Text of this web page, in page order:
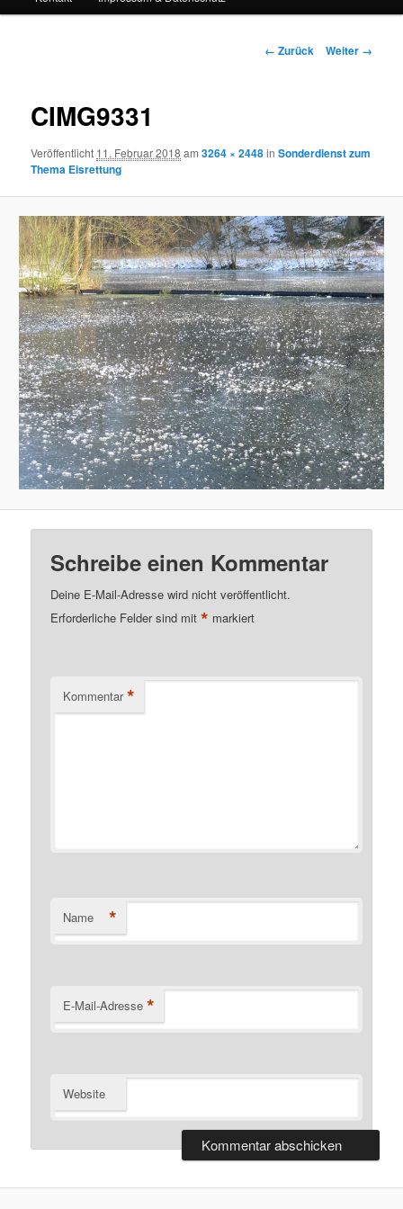
Bilder-
← Zurück Weiter →
CIMG9331
Veröffentlicht 11. Februar 2018 am3264 × 2448inSonderdienst zum
Thema Eisrettung
Schreibe einen Kommentar
Deine E-Mail-Adresse wird nicht veröffentlicht.
Erforderliche Felder sind mit* markiert
Kommentar *
Name *
E-Mail-Adresse *
Website